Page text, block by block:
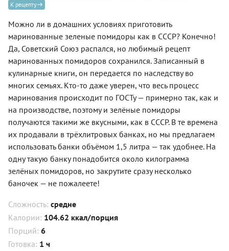
К рецепту
Можно ли в домашних условиях приготовить
маринованные зеленые помидоры как в СССР? Конечно!
Да, Советский Союз распался, но любимый рецепт
маринованных помидоров сохранился. Записанный в
кулинарные книги, он передается по наследству во
многих семьях. Кто-то даже уверен, что весь процесс
маринования происходит по ГОСТу — примерно так, как и
на производстве, поэтому и зелёные помидоры
получаются такими же вкусными, как в СССР. В те времена
их продавали в трёхлитровых банках, но мы предлагаем
использовать банки объёмом 1,5 литра — так удобнее. На
одну такую банку понадобится около килограмма
зелёных помидоров, но закрутите сразу несколько
баночек — не пожалеете!
Сложность: средне
Калории: 104.62 ккал/порция
Порций: 6
Готовка: 1 ч